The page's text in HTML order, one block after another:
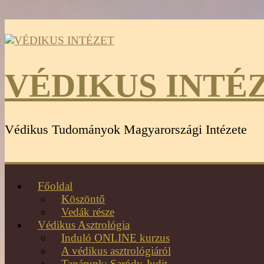
VÉDIKUS
Védikus Tudományok Magyarországi Intézete
Főoldal
Köszöntő
Vedák része
Védikus Asztrológia
Induló ONLINE kurzus
A védikus asztrológiáról